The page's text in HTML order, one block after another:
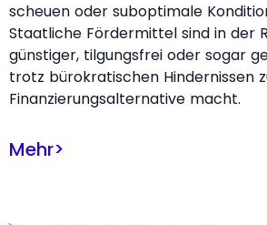
scheuen oder suboptimale
Staatliche Fördermittel sind in der
günstiger, tilgungsfrei oder sogar
trotz bürokratischen Hindernissen
Finanzierungsalternative macht.
Mehr>